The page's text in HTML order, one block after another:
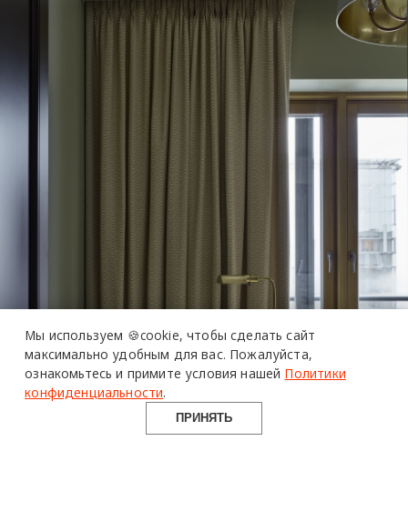
Мы используем 🍪cookie, чтобы сделать сайт
максимально удобным для вас. Пожалуйста,
ознакомьтесь и примите условия нашей Политики
конфиденциальности.
ПРИНЯТЬ